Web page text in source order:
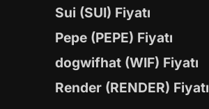
Sui (SUI) Fiyatı
Pepe (PEPE) Fiyatı
dogwifhat (WIF) Fiyatı
Render (RENDER) Fiyatı